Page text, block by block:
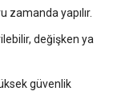
zamanda yapılır.
değişken ya
güvenlik